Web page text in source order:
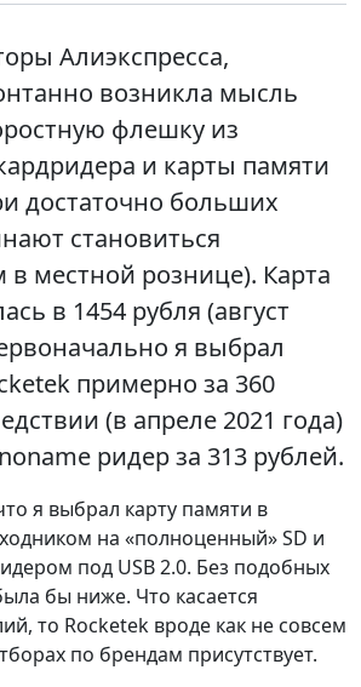
Алиэкспресса,
возникла мысль
флешку из
и карты памяти
достаточно больших
становиться
в местной рознице). Карта
в 1454 рубля (август
я выбрал
примерно за 360
(в апреле 2021 года)
ридер за 313 рублей.
я выбрал карту памяти в
на «полноценный» SD и
под USB 2.0. Без подобных
бы ниже. Что касается
то Rocketek вроде как не совсем
по брендам присутствует.